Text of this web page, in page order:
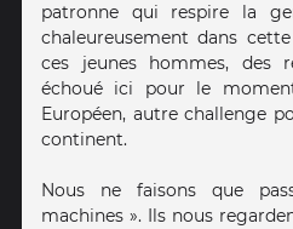
patronne qui respire la
chaleureusement dans
ces jeunes hommes, des
échoué ici pour le
Européen, autre challenge
continent.
Nous ne faisons que
machines ». Ils nous